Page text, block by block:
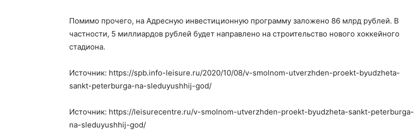
Помимо прочего, на Адресную инвестиционную программу заложено 86 млрд рублей. В
частности, 5 миллиардов рублей будет направлено на строительство нового хоккейного
стадиона.
Источник: https://spb.info-leisure.ru/2020/10/08/v-smolnom-utverzhden-proekt-byudzheta-
sankt-peterburga-na-sleduyushhij-god/
Источник: https://leisurecentre.ru/v-smolnom-utverzhden-proekt-byudzheta-sankt-peterburga-
na-sleduyushhij-god/